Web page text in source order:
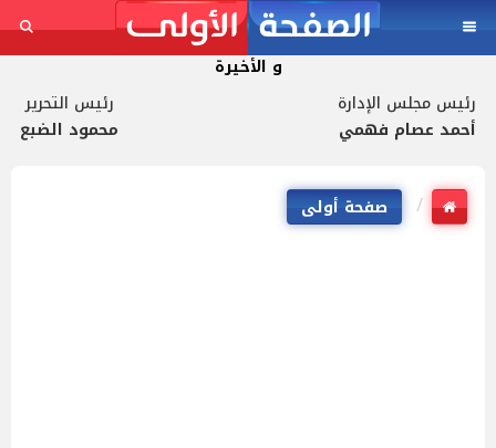
و الأخيرة
رئيس مجلس الإدارة
أحمد عصام فهمي
رئيس التحرير
محمود الضبع
صفحة أولى